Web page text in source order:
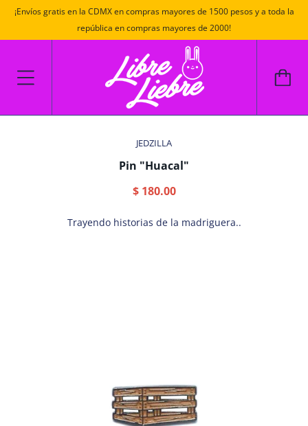
¡Envíos gratis en la CDMX en compras mayores de 1500 pesos y a toda la
república en compras mayores de 2000!
JEDZILLA
Pin "Huacal"
$ 180.00
Trayendo historias de la madriguera..